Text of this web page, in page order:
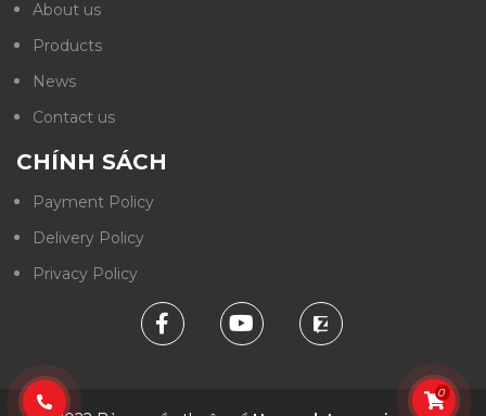
About us
Products
News
Contact us
CHÍNH SÁCH
Payment Policy
Delivery Policy
Privacy Policy
0